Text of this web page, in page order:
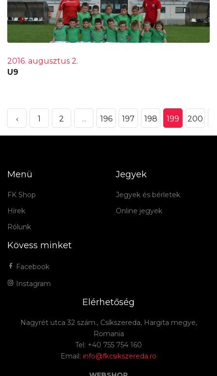
2016. augusztus 2.
U9
‹ 1 2 ... 196 197 198 199 200
Menü
FK Shop
Hírek
Rólunk
Jegyek
Jegyek és bérletek
Online jegyek
Kövess minket
Facebook
Instagram
Elérhetőség
Nagyrét utca 32 szám., Csíkszereda, Hargita megye,
Romania
Tel: +40 755 754 160
Email: info@fkcsikszereda.ro